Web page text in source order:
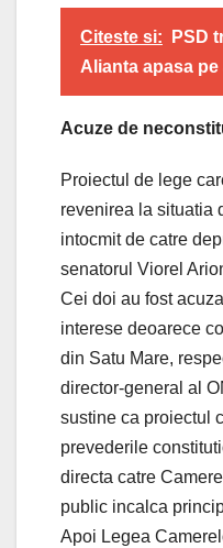
Citeste si:
PSD
Alianta apasa
Acuze de
Proiectul de lege
revenirea la situatia
intocmit de catre
senatorul Viorel
Cei doi au fost
interese deoarece
din Satu Mare,
director-general al
sustine ca proiectul
prevederile
directa catre
public incalca
Apoi Legea